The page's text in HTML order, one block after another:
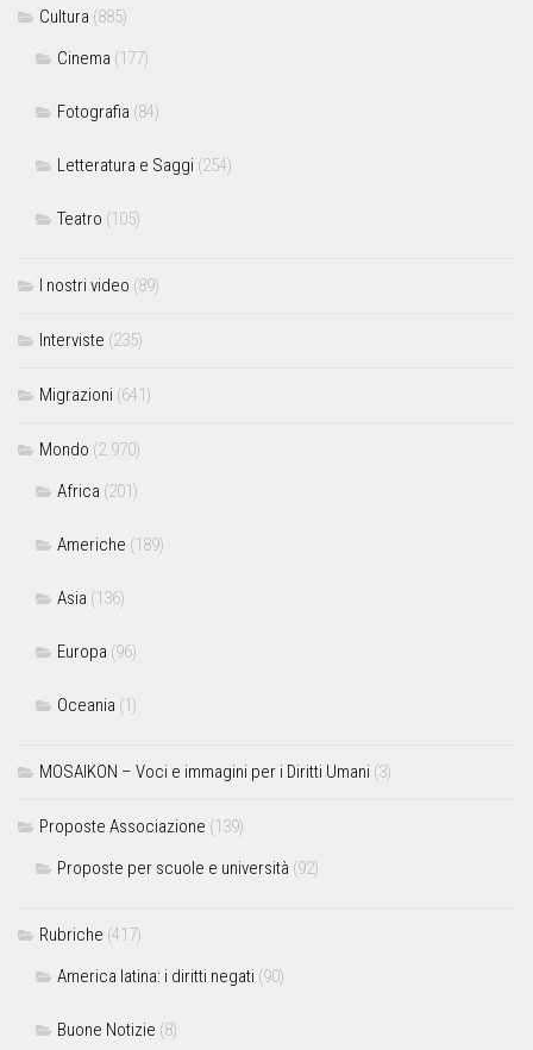
Cultura (885)
Cinema (177)
Fotografia (84)
Letteratura e Saggi (254)
Teatro (105)
I nostri video (89)
Interviste (235)
Migrazioni (641)
Mondo (2.970)
Africa (201)
Americhe (189)
Asia (136)
Europa (96)
Oceania (1)
MOSAIKON – Voci e immagini per i Diritti Umani (3)
Proposte Associazione (139)
Proposte per scuole e università (92)
Rubriche (417)
America latina: i diritti negati (90)
Buone Notizie (8)